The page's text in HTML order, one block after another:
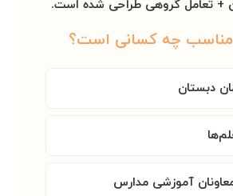
+ تعامل گروهی طراحی شده است.
دبستان
آموزشی مدارس